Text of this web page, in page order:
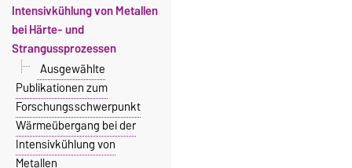
Intensivkühlung von Metallen
bei Härte- und
Strangussprozessen
Ausgewählte
Publikationen zum
Forschungsschwerpunkt
Wärmeübergang bei der
Intensivkühlung von
Metallen